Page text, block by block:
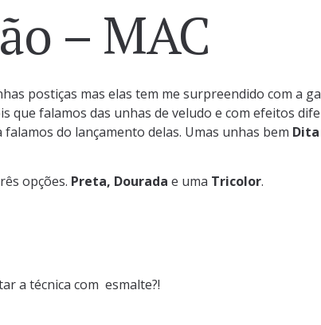
– MAC
postiças mas elas tem me surpreendido com a
que falamos das unhas de veludo e com efeitos
falamos do lançamento delas. Umas unhas bem
opções. Preta, Dourada e uma Tricolor.
a técnica com esmalte?!